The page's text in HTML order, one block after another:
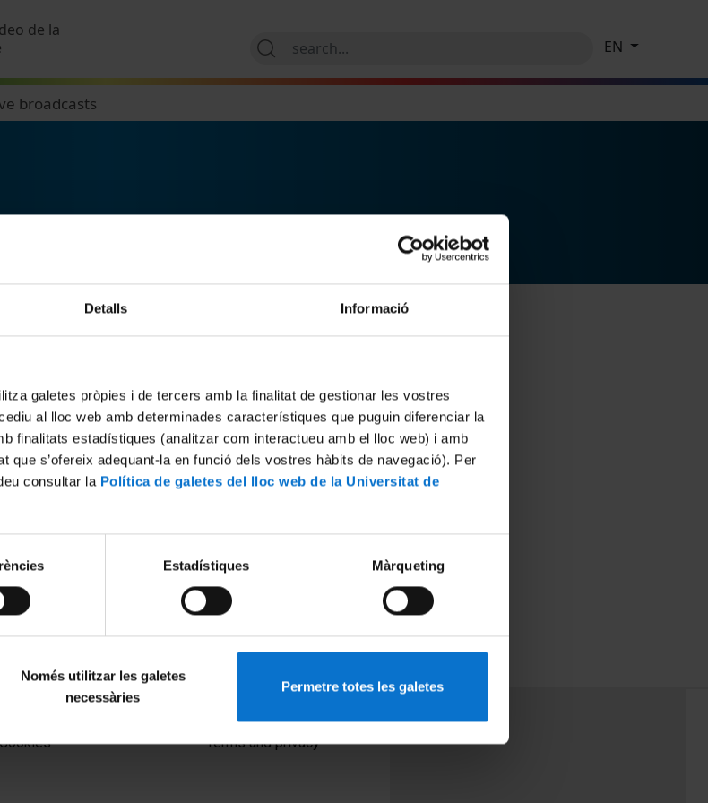
Detalls Informació
galetes pròpies i de tercers amb la finalitat de gestionar les vostres
al lloc web amb determinades característiques que puguin diferenciar la
finalitats estadístiques (analitzar com interactueu amb el lloc web) i amb
que s’ofereix adequant-la en funció dels vostres hàbits de navegació). Per
consultar la Política de galetes del lloc web de la Universitat de
Estadístiques Màrqueting
Només utilitzar les galetes
necessàries
Permetre totes les galetes
de la
broadcasts
EN
Cookies
Terms and privacy